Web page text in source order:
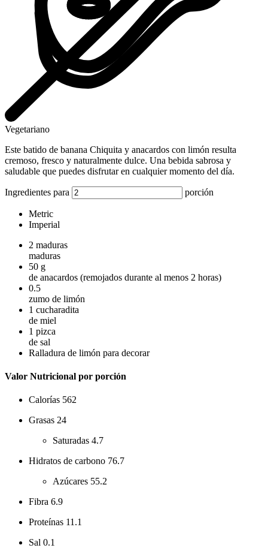
Vegetariano
Este batido de banana Chiquita y anacardos con limón resulta
cremoso, fresco y naturalmente dulce. Una bebida sabrosa y
saludable que puedes disfrutar en cualquier momento del día.
Ingredientes para porción
Metric
Imperial
2 maduras
maduras
50 g
de anacardos (remojados durante al menos 2 horas)
0.5
zumo de limón
1 cucharadita
de miel
1 pizca
de sal
Ralladura de limón para decorar
Valor Nutricional por porción
Calorías 562
Grasas 24
Saturadas 4.7
Hidratos de carbono 76.7
Azúcares 55.2
Fibra 6.9
Proteínas 11.1
Sal 0.1